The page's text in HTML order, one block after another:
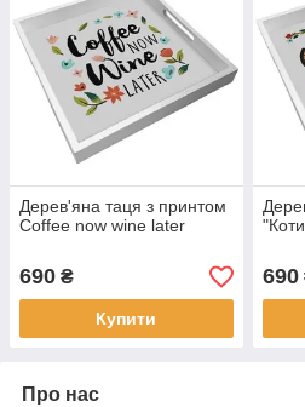
Дерев'яна таця з принтом
Coffee now wine later
690 ₴
Купити
690
Про нас